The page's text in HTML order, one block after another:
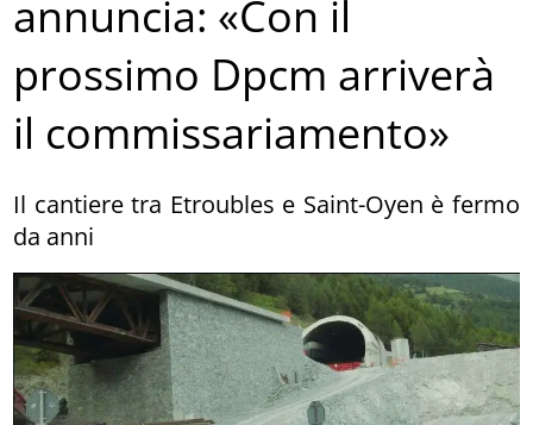
annuncia: «Con il
prossimo Dpcm arriverà
il commissariamento»
Il cantiere tra Etroubles e Saint-Oyen è fermo
da anni